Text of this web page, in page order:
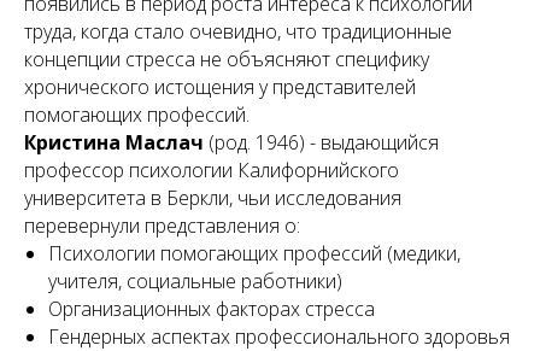
труда, когда стало очевидно, что традиционные
концепции стресса не объясняют специфику
хронического истощения у представителей
помогающих профессий.
Кристина Маслач (род. 1946) - выдающийся
профессор психологии Калифорнийского
университета в Беркли, чьи исследования
перевернули представления о:
Психологии помогающих профессий (медики,
учителя, социальные работники)
Организационных факторах стресса
Гендерных аспектах профессионального здоровья